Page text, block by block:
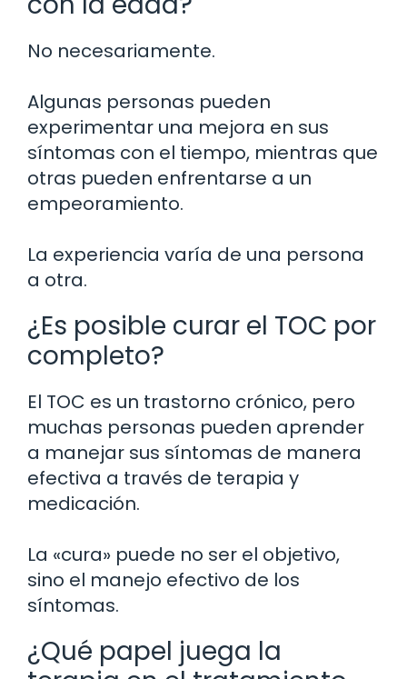
No necesariamente.
Algunas personas pueden
experimentar una mejora en sus
síntomas con el tiempo, mientras que
otras pueden enfrentarse a un
empeoramiento.
La experiencia varía de una persona
a otra.
¿Es posible curar el TOC por
completo?
El TOC es un trastorno crónico, pero
muchas personas pueden aprender
a manejar sus síntomas de manera
efectiva a través de terapia y
medicación.
La «cura» puede no ser el objetivo,
sino el manejo efectivo de los
síntomas.
¿Qué papel juega la